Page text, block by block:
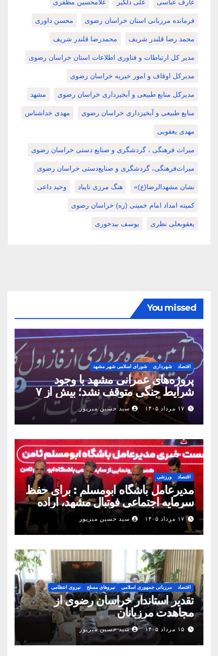
عارف عباسی علی دلگیر غلامحسین مظفری
فرمانده مرزبانی استان خراسان رضوی محسن داوری
محمد رضا قلندر شریف محمدرضا قلندر شریف
مدیر کل ارتباطات و فناوری اطلاعات استان خراسان رضوی
مدیرکل اوقاف و امور خیریه خراسان رضوی
مدیرکل منابع طبیعی و آبخیزداری خراسان رضوی مشهد
منابع طبیعی و آبخیزداری خراسان رضوی مهدی خداشناس
مهدی یعقوبی
میراث فرهنگی ، گردشگری و صنایع دستی خراسان رضوی
میراث‌فرهنگی، گردشگری و صنایع‌دستی خراسان رضوی
نشان مشهدالرضا(ع)» هنگ مرزی تایباد وحید داعی
کمیته امداد امام خمینی (ره) خراسان رضوی
یعقوبعلی نظری یوسف بیدخوری
You missed
اقتصاد شهرداری شورای اسلامی شهر مشهد
پروژه‌های عمرانی مشهد با وجود
شرایط جنگی متوقف نشد؛ بیش از ۷
همت پروژه در ۱۶۰ روز به بهره‌برداری
رسید
۱۷ مرداد ۱۴۰۵ سید حسین میرپور
اقتصاد ورزشی
مدیرعامل باشگاه ابومسلم : برای حفظ
سرمایه اجتماعی فوتبال مشهد، اراده
مشترک استان شکل بگیرد
۱۷ مرداد ۱۴۰۵ سید حسین میرپور
اقتصاد مرزبانی جمهوری اسلامی نیروهای مسلح نیروی انتظامی
تقدیر استاندار خراسان رضوی از
مجاهدت مرزبانان
۱۵ مرداد ۱۴۰۵ سید حسین میرپور